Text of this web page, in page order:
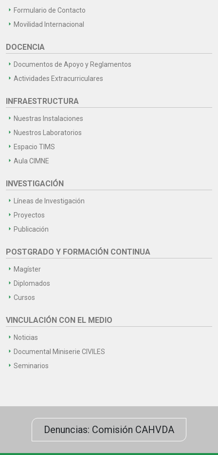
Formulario de Contacto
Movilidad Internacional
DOCENCIA
Documentos de Apoyo y Reglamentos
Actividades Extracurriculares
INFRAESTRUCTURA
Nuestras Instalaciones
Nuestros Laboratorios
Espacio TIMS
Aula CIMNE
INVESTIGACIÓN
Líneas de Investigación
Proyectos
Publicación
POSTGRADO Y FORMACIÓN CONTINUA
Magíster
Diplomados
Cursos
VINCULACIÓN CON EL MEDIO
Noticias
Documental Miniserie CIVILES
Seminarios
Denuncias: Comisión CAHVDA